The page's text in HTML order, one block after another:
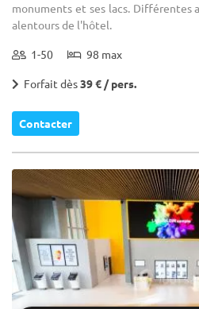
monuments et ses lacs. Différentes
alentours de l'hôtel.
1-50 98 max
Forfait dès39 € / pers.
Contacter